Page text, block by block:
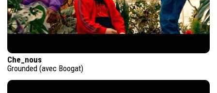
Che_nous
Grounded (avec Boogat)